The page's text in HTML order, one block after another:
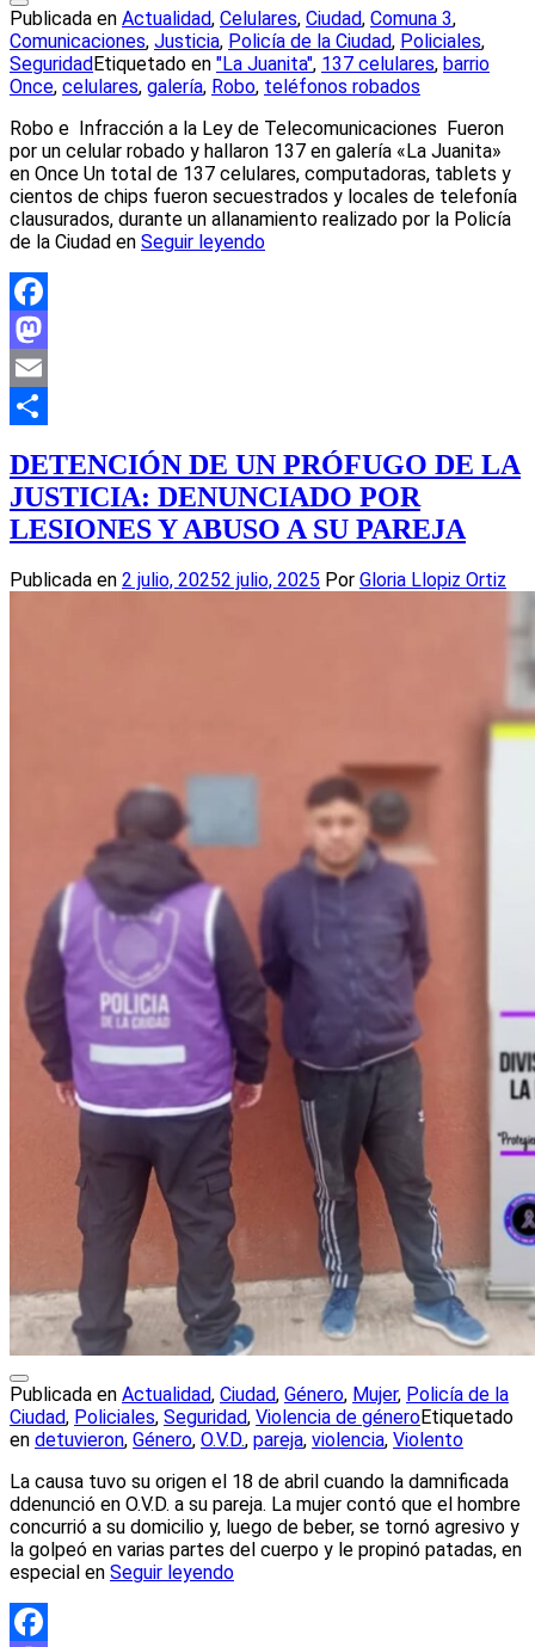
Publicada en Actualidad, Celulares, Ciudad, Comuna 3,
Comunicaciones, Justicia, Policía de la Ciudad, Policiales,
SeguridadEtiquetado en "La Juanita", 137 celulares, barrio
Once, celulares, galería, Robo, teléfonos robados
Robo e Infracción a la Ley de Telecomunicaciones Fueron
por un celular robado y hallaron 137 en galería «La Juanita»
en Once Un total de 137 celulares, computadoras, tablets y
cientos de chips fueron secuestrados y locales de telefonía
clausurados, durante un allanamiento realizado por la Policía
de la Ciudad en Seguir leyendo
Facebook
Mastodon
Email
DETENCIÓN DE UN PRÓFUGO DE LA
JUSTICIA: DENUNCIADO POR
LESIONES Y ABUSO A SU PAREJA
Publicada en 2 julio, 20252 julio, 2025 Por Gloria Llopiz Ortiz
Publicada en Actualidad, Ciudad, Género, Mujer, Policía de la
Ciudad, Policiales, Seguridad, Violencia de géneroEtiquetado
en detuvieron, Género, O.V.D., pareja, violencia, Violento
La causa tuvo su origen el 18 de abril cuando la damnificada
ddenunció en O.V.D. a su pareja. La mujer contó que el hombre
concurrió a su domicilio y, luego de beber, se tornó agresivo y
la golpeó en varias partes del cuerpo y le propinó patadas, en
especial en Seguir leyendo